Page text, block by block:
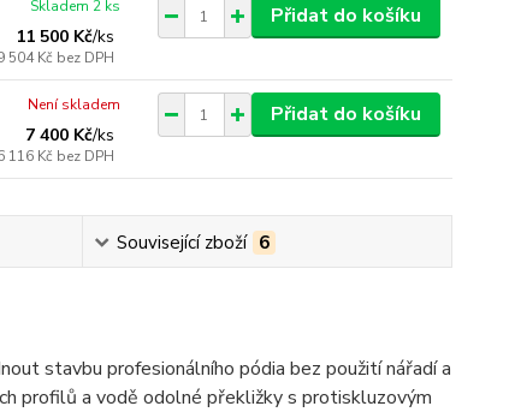
11 500 Kč/ks
504 Kč bez DPH
Skladem 2 ks Přidat do košíku
7 400 Kč/ks
116 Kč bez DPH
Není skladem Přidat do košíku
Související zboží 6
stavbu profesionálního pódia bez použití nářadí a
profilů a vodě odolné překližky s protiskluzovým